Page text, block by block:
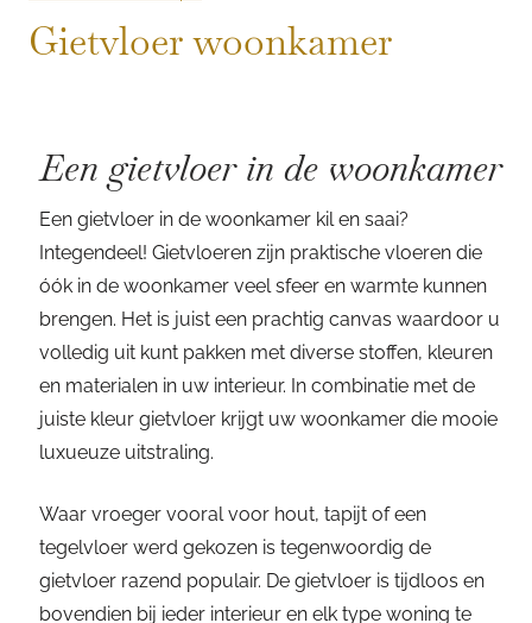
Gietvloer woonkamer
Een gietvloer in de woonkamer
Een gietvloer in de woonkamer kil en saai?
Integendeel! Gietvloeren zijn praktische vloeren die
óók in de woonkamer veel sfeer en warmte kunnen
brengen. Het is juist een prachtig canvas waardoor u
volledig uit kunt pakken met diverse stoffen, kleuren
en materialen in uw interieur. In combinatie met de
juiste kleur gietvloer krijgt uw woonkamer die mooie
luxueuze uitstraling.
Waar vroeger vooral voor hout, tapijt of een
tegelvloer werd gekozen is tegenwoordig de
gietvloer razend populair. De gietvloer is tijdloos en
bovendien bij ieder interieur en elk type woning te